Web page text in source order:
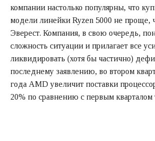
компании настолько популярны, что
модели линейки Ryzen 5000 не проще,
Эверест. Компания, в свою очередь,
сложность ситуации и прилагает все
ликвидировать (хотя бы частично)
последнему заявлению, во втором
года AMD увеличит поставки
20% по сравнению с первым кварталом